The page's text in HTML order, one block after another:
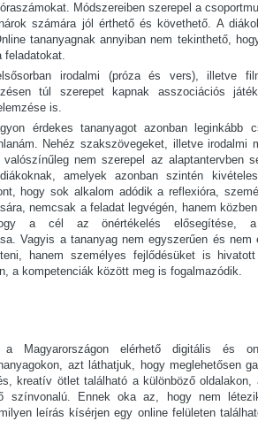
Módszereiben szerepel a
számára jól érthető és követhető. A
tananyagnak annyiban nem tekinthető,
feladatokat.
irodalmi (próza és vers), illetve
túl szerepet kapnak asszociációs
is.
érdekes tananyagot azonban leginkább
Nehéz szakszövegeket, illetve irodalmi
nem szerepel az alaptantervben
amelyek azonban szintén
hogy sok alkalom adódik a reflexióra,
nemcsak a feladat legvégén, hanem
a cél az önértékelés elősegítése, a
Vagyis a tananyag nem egyszerűen és
hanem személyes fejlődésüket is
a kompetenciák között meg is fogalmazódik.
a Magyarországon elérhető digitális és
azt láthatjuk, hogy meglehetősen
kreatív ötlet található a különböző oldalakon,
színvonalú. Ennek oka az, hogy nem
leírás kísérjen egy online felületen